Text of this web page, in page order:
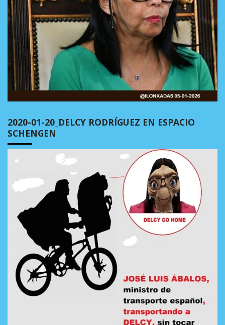
2020-01-20_DELCY RODRÍGUEZ EN ESPACIO
SCHENGEN